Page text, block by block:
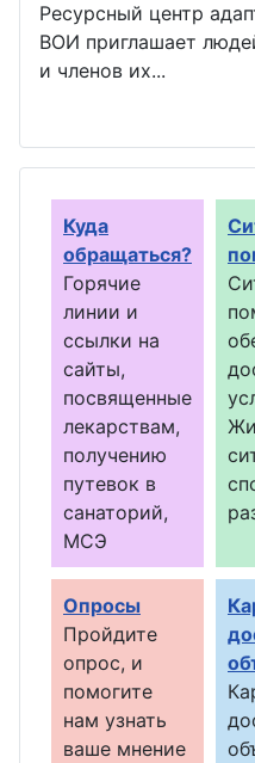
Ресурсный центр
ВОИ приглашает
и членов их...
Куда
обращаться?
Горячие
линии и
ссылки на
сайты,
посвященные
лекарствам,
получению
путевок в
санаторий,
МСЭ
Опросы
Пройдите
опрос, и
помогите
нам узнать
ваше мнение